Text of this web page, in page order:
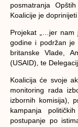
posmatranja
Koalicije je
Projekat „…jer nam
godine i podržan je
britanske Vlade,
(USAID), te
Koalicija će svoje
monitoring rada
izbornih komisija),
kampanja
postupanje po